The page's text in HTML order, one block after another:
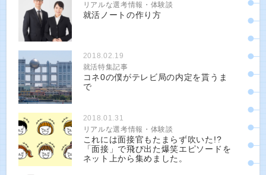
リアルな選考情報・体験談
就活ノートの作り方
2018.02.19
就活特集記事
コネ0の僕がテレビ局の内定を貰うま
で
2018.01.31
リアルな選考情報・体験談
これには面接官もたまらず吹いた!?
「面接」で飛び出た爆笑エピソードを
ネット上から集めました。